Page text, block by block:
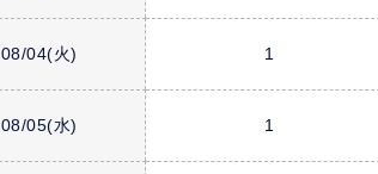
08/04(火) 1
08/05(水) 1